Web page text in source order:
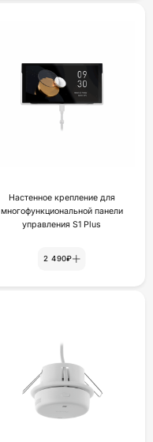
Настенное крепление для
многофункциональной панели
yпpaвлeния S1 Plus
2 490₽